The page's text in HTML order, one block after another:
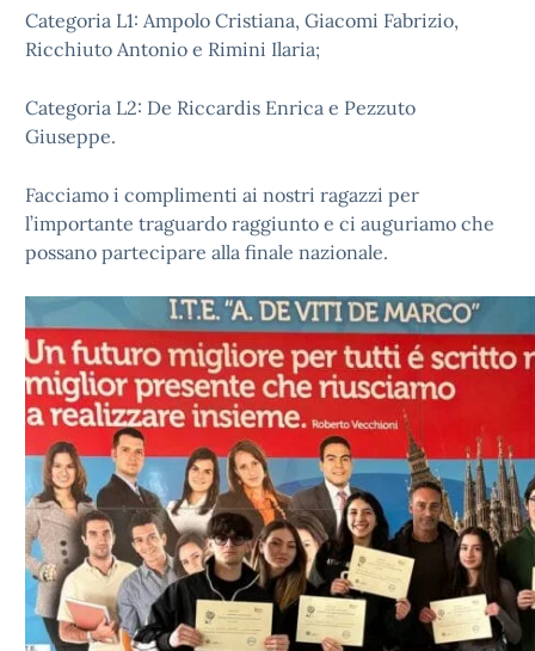
Categoria L1: Ampolo Cristiana, Giacomi Fabrizio,
Ricchiuto Antonio e Rimini Ilaria;
Categoria L2: De Riccardis Enrica e Pezzuto
Giuseppe.
Facciamo i complimenti ai nostri ragazzi per
l’importante traguardo raggiunto e ci auguriamo che
possano partecipare alla finale nazionale.